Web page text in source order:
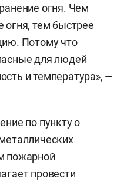
огня. Чем
огня, тем быстрее
Потому что
для людей
и температура», —
по пункту о
пожарной
провести